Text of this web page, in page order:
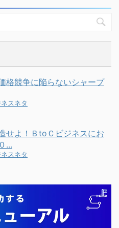
格競争に陥らないシャープ
ネスネタ
せよ！ＢtoＣビジネスにお
...
ネスネタ